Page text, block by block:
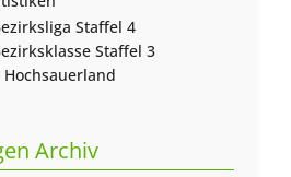
Staffel 4
Staffel 3
Archiv